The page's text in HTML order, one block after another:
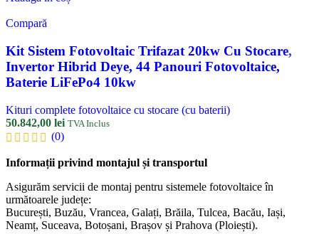
Compară
Kit Sistem Fotovoltaic Trifazat 20kw Cu Stocare,
Invertor Hibrid Deye, 44 Panouri Fotovoltaice,
Baterie LiFePo4 10kw
Kituri complete fotovoltaice cu stocare (cu baterii)
50.842,00 lei TVA Inclus
(0)
Informații privind montajul și transportul
Asigurăm servicii de montaj pentru sistemele fotovoltaice în
următoarele județe:
București, Buzău, Vrancea, Galați, Brăila, Tulcea, Bacău, Iași,
Neamț, Suceava, Botoșani, Brașov și Prahova (Ploiești).